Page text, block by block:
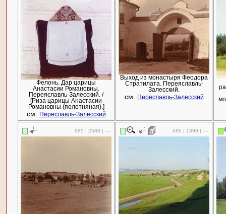
Фелонь. Дар царицы
Анастасии Романовны.
Переяславль-Залесский. /
[Риза царицы Анастасии
Романовны (полотняная).]
см. Переславль-Залесский
Выход из монастыря Феодора
Стратилата. Переяславль-
Залесский.
см. Переславль-Залесский
685 | 2588 | — 686 | 1399 | —